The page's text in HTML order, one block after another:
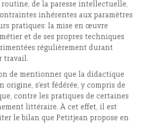
de la paresse intellectuelle,
inhérentes aux paramètres
pratiques: la mise en œuvre
et de ses propres techniques
régulièrement durant
travail.
de mentionner que la didactique
origine, s’est fédérée, y compris de
contre les pratiques de certaines
littéraire. À cet effet, il est
le bilan que Petitjean propose en